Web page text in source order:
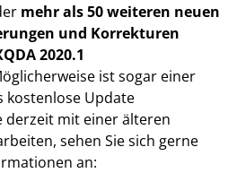
mehr als 50 weiteren neuen
und Korrekturen
2020.1
ist sogar einer
kostenlose Update
derzeit mit einer älteren
sehen Sie sich gerne
an: